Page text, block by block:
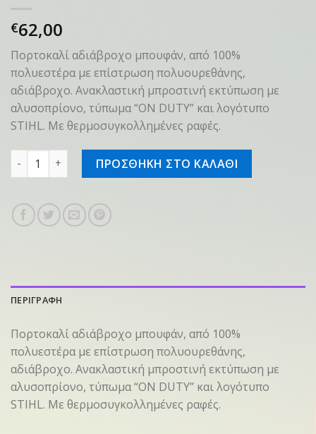
€62,00
Πορτοκαλί αδιάβροχο μπουφάν, από 100%
πολυεστέρα με επίστρωση πολυουρεθάνης,
αδιάβροχο. Ανακλαστική μπροστινή εκτύπωση με
αλυσοπρίονο, τύπωμα “ON DUTY” και λογότυπο
STIHL. Με θερμοσυγκολλημένες ραφές.
Παιδικό αδιάβροχο πορτοκαλί, 110-116 ποσότητα
ΠΡΟΣΘΗΚΗ ΣΤΟ ΚΑΛΑΘΙ
ΠΕΡΙΓΡΑΦΗ
Πορτοκαλί αδιάβροχο μπουφάν, από 100%
πολυεστέρα με επίστρωση πολυουρεθάνης,
αδιάβροχο. Ανακλαστική μπροστινή εκτύπωση με
αλυσοπρίονο, τύπωμα “ON DUTY” και λογότυπο
STIHL. Με θερμοσυγκολλημένες ραφές.